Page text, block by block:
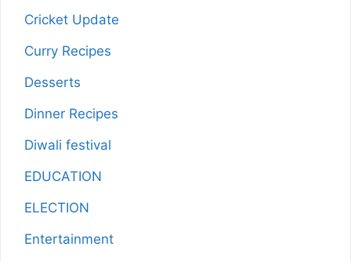
Cricket Update
Curry Recipes
Desserts
Dinner Recipes
Diwali festival
EDUCATION
ELECTION
Entertainment